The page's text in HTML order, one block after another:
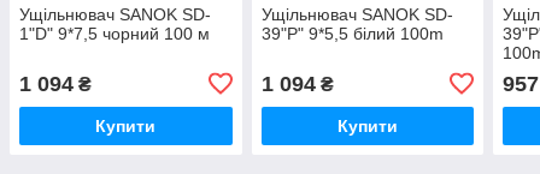
Ущільнювач SANOK SD-
1"D" 9*7,5 чорний 100 м
1 094 ₴
Купити
Ущільнювач SANOK SD-
39"Р" 9*5,5 білий 100m
1 094₴
Купити
957